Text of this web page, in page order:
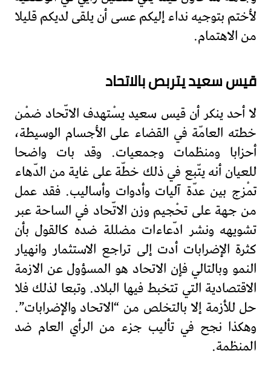
لأختم بتوجيه نداء إليكم عسى أن يلقى لديكم قليلا
من الاهتمام.
قيس سعيد يتربص بالاتحاد
لا أحد ينكر أن قيس سعيد يسْتهدف الاتّحاد ضمْن
خطته العامّة في القضاء على الأجسام الوسيطة،
أحزابا ومنظمات وجمعيات. وقد بات واضحا
للعيان أنه يتّبع في ذلك خطّة على غاية من الدّهاء
تمْزج بين عدّة آليات وأدوات وأساليب. فقد عمل
من جهة على تحْجيم وزن الاتّحاد في الساحة عبر
تشويهه ونشر ادّعاءات مضللة ضده كالقول بأن
كثرة الإضرابات أدت إلى تراجع الاستثمار وانهيار
النمو وبالتالي فإن الاتحاد هو المسؤول عن الازمة
الاقتصادية التي تتخبط فيها البلاد. وتبعا لذلك فلا
حل للأزمة إلا بالتخلص من “الاتحاد والإضرابات”.
وهكذا نجح في تأليب جزء من الرأي العام ضد
المنظمة.